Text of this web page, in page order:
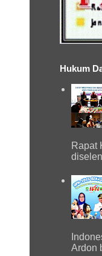
Hukum
Rapat
Ardon